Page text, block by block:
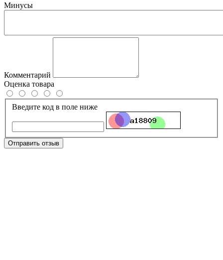
Минусы
Комментарий
Оценка товара
Введите код в поле ниже
Отправить отзыв